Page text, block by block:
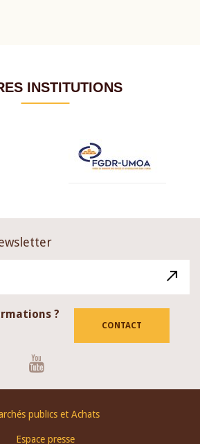
INSTITUTIONS
?
CONTACT
publics et Achats
Espace presse